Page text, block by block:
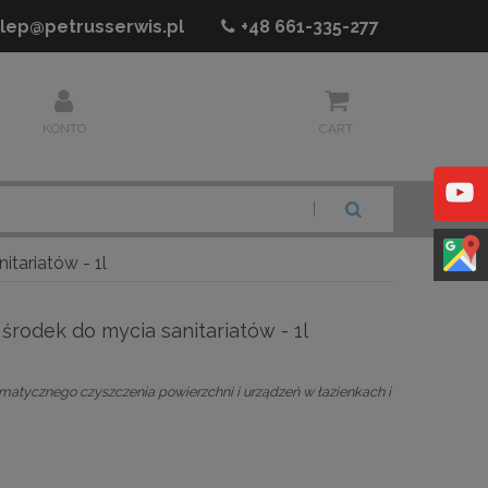
+48 661-335-277
KONTO CART
- 1l
do mycia sanitariatów - 1l
czyszczenia powierzchni i urządzeń w łazienkach i